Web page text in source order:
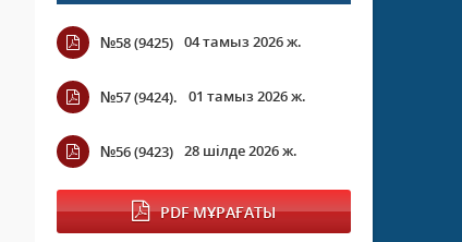
№58 (9425) 04 тамыз 2026 ж.
№57 (9424). 01 тамыз 2026 ж.
№56 (9423) 28 шілде 2026 ж.
PDF МҰРАҒАТЫ